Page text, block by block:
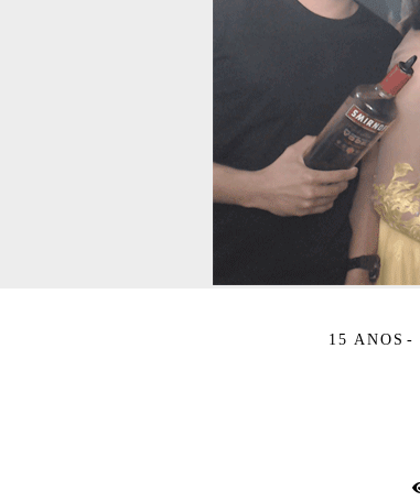
15 ANOS